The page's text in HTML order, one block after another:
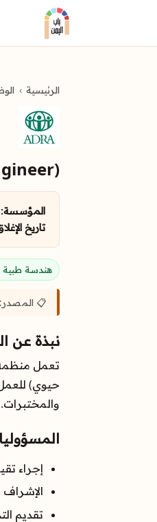
الرئيسية
المؤسسة:
تاريخ
هندسة طبية
📋 المصدر:
نبذة عن
حيوي)
والمختبرات.
إجراء
الإشراف
تقديم